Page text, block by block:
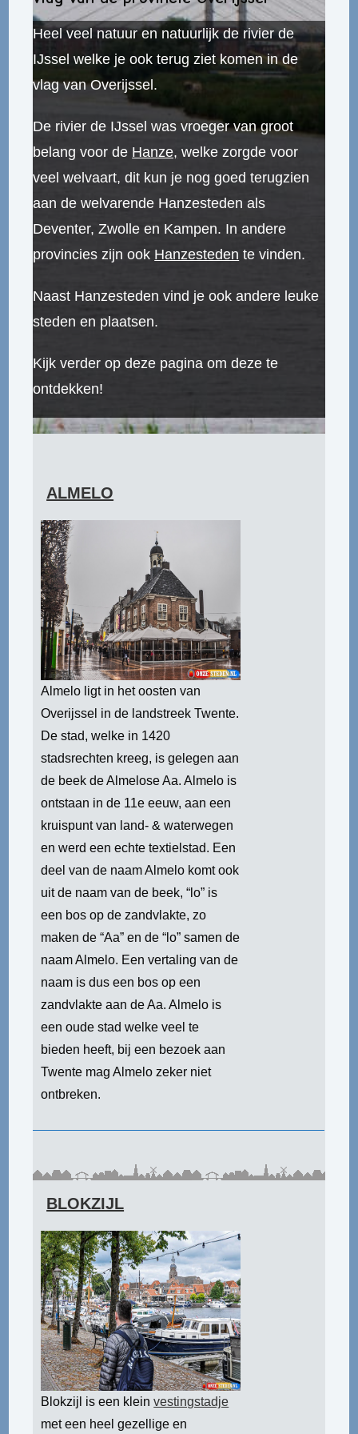
Heel veel natuur en natuurlijk de rivier de
IJssel welke je ook terug ziet komen in de
vlag van Overijssel.
De rivier de IJssel was vroeger van groot
belang voor de Hanze, welke zorgde voor
veel welvaart, dit kun je nog goed terugzien
aan de welvarende Hanzesteden als
Deventer, Zwolle en Kampen. In andere
provincies zijn ook Hanzesteden te vinden.
Naast Hanzesteden vind je ook andere leuke
steden en plaatsen.
Kijk verder op deze pagina om deze te
ontdekken!
ALMELO
Almelo ligt in het oosten van
Overijssel in de landstreek Twente.
De stad, welke in 1420
stadsrechten kreeg, is gelegen aan
de beek de Almelose Aa. Almelo is
ontstaan in de 11e eeuw, aan een
kruispunt van land- & waterwegen
en werd een echte textielstad. Een
deel van de naam Almelo komt ook
uit de naam van de beek, “lo” is
een bos op de zandvlakte, zo
maken de “Aa” en de “lo” samen de
naam Almelo. Een vertaling van de
naam is dus een bos op een
zandvlakte aan de Aa. Almelo is
een oude stad welke veel te
bieden heeft, bij een bezoek aan
Twente mag Almelo zeker niet
ontbreken.
BLOKZIJL
Blokzijl is een kleinvestingstadje
met een heel gezellige en